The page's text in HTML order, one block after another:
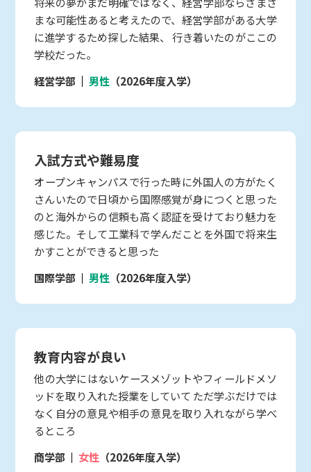
まな可能性あると考えたので、経営学部がある大学
に進学するため探した結果、 行き着いたのがここの
学校だった。
経営学部
男性 （2026年度入学）
入試方式や難易度
オープンキャンパスで行った時に外国人の方がたく
さんいたので日頃から国際感覚が身につくと思った
のと海外からの信頼も高く認証を受けており魅力を
感じた。そして工業科で学んだことを外国で将来生
かすことができると思った
国際学部
男性 （2026年度入学）
教育内容が良い
他の大学にはないケースメゾットやフィールドメソ
ッドを取り入れた授業をしていて ただ学ぶだけでは
なく自分の意見や相手の意見を取り入れながら学べ
るところ
商学部
女性 （2026年度入学）